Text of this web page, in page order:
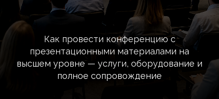
Как провести конференцию с
презентационными материалами на
высшем уровне — услуги, оборудование и
полное сопровождение